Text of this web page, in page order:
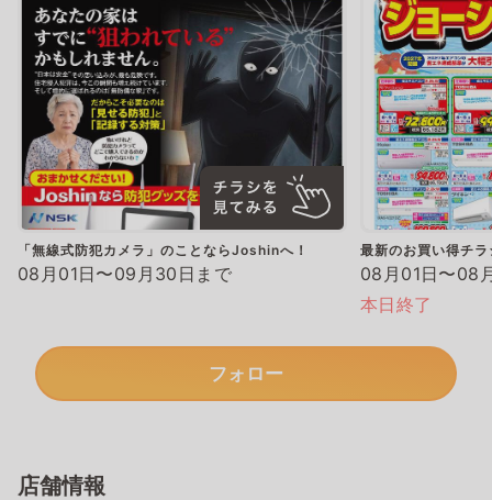
「無線式防犯カメラ」のことならJoshinへ！
08月01日〜09月30日まで
最新のお買い得チラ
08月01日〜08
本日終了
フォロー
店舗情報